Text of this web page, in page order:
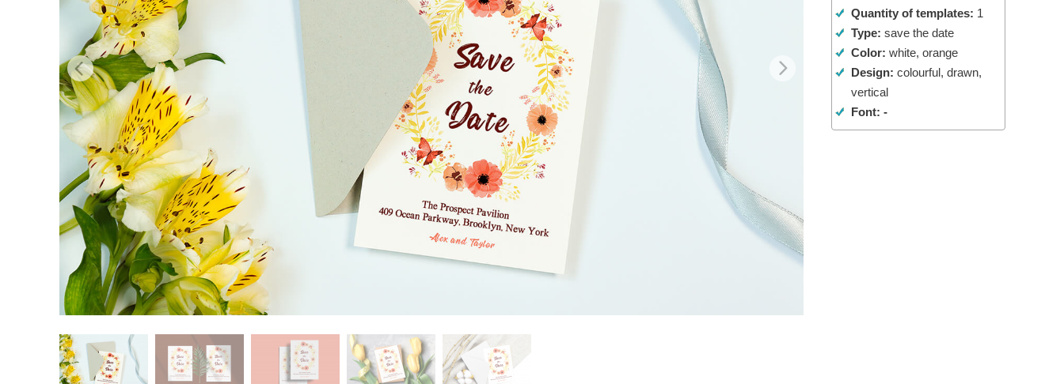
Usługi retuszu produktów Usługi retuszu biżuterii Dane Treningowe AI Video Editing ServicesQuantity of templates: 1
Type: save the date
Color: white, orange
Design: colourful, drawn,
vertical
Font: -